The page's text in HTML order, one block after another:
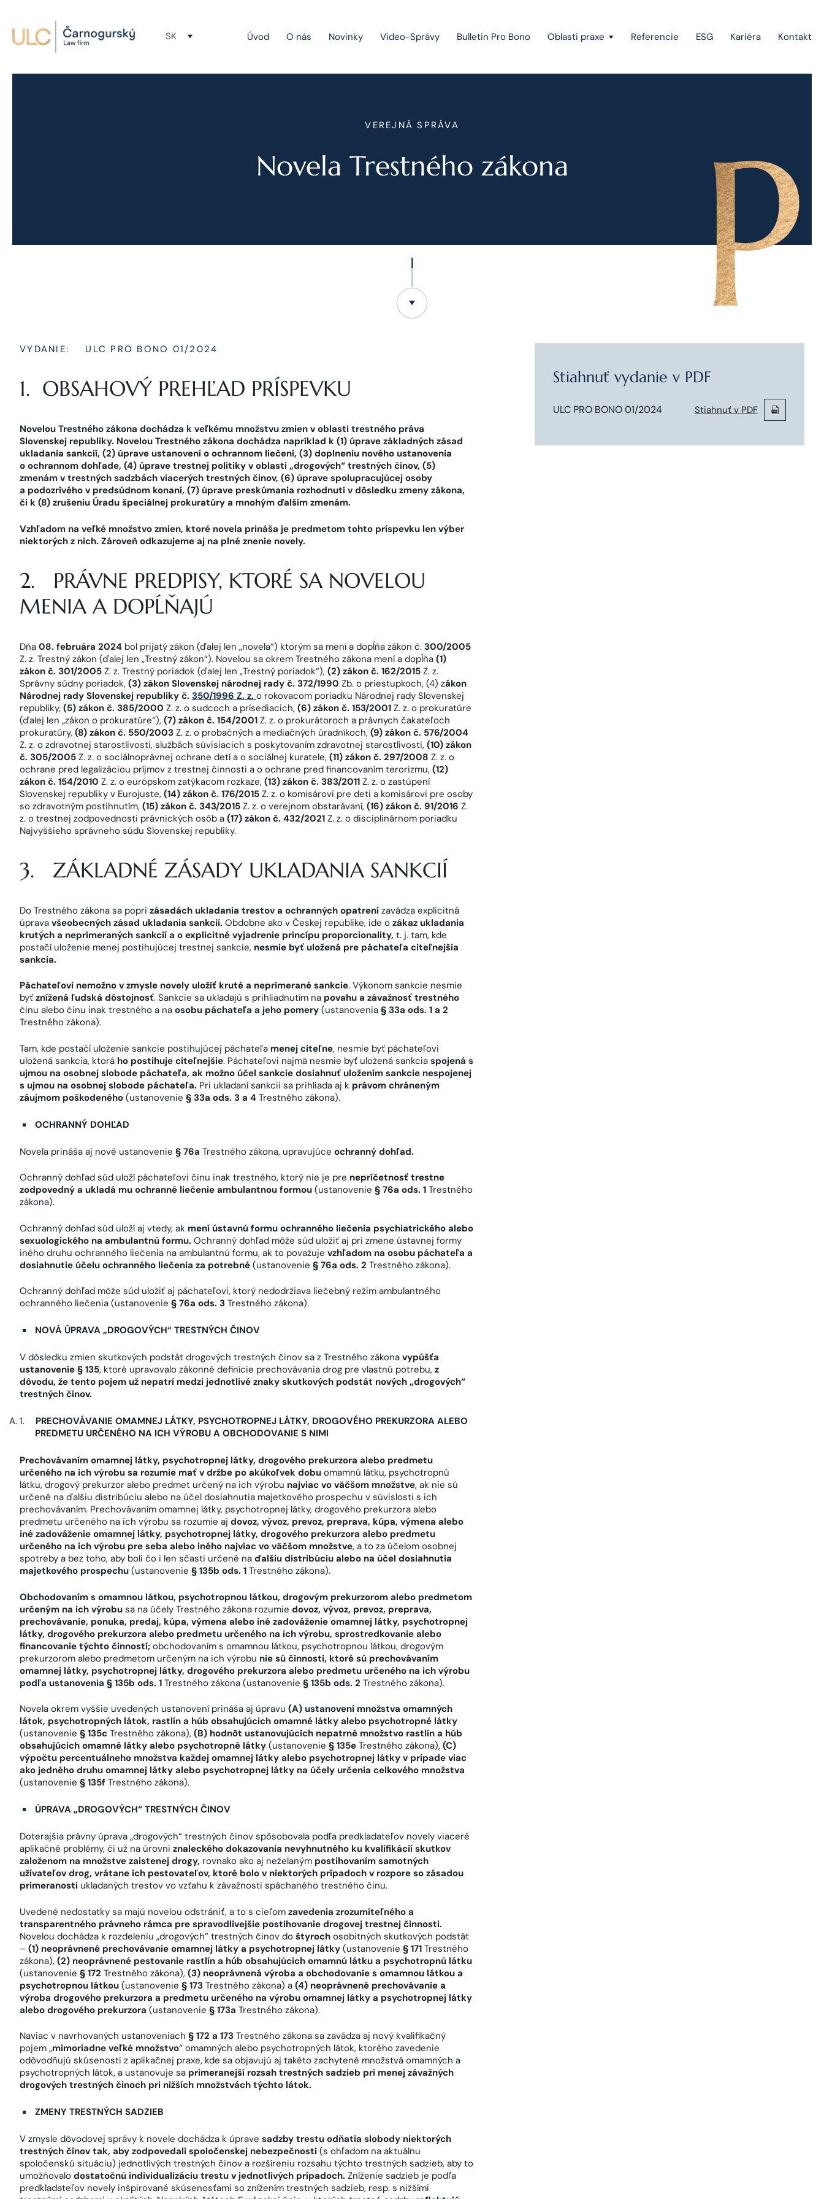
SK Úvod O nás Novinky Video-Správy Bulletin Pro Bono Oblasti praxe
Fúzie a akvizície
Právo obchodných spoločností
Európske právo
Referencie ESG Kariéra Kontakt
VEREJNÁ SPRÁVA
Novela Trestného zákona
VYDANIE: ULC PRO BONO 01/2024
1. OBSAHOVÝ PREHĽAD PRÍSPEVKU
Novelou Trestného zákona dochádza k veľkému množstvu zmien v oblasti trestného práva
Slovenskej republiky. Novelou Trestného zákona dochádza napríklad k (1) úprave základných zásad
ukladania sankcií, (2) úprave ustanovení o ochrannom liečení, (3) doplneniu nového ustanovenia
o ochrannom dohľade, (4) úprave trestnej politiky v oblasti „drogových“ trestných činov, (5)
zmenám v trestných sadzbách viacerých trestných činov, (6) úprave spolupracujúcej osoby
a podozrivého v predsúdnom konaní, (7) úprave preskúmania rozhodnutí v dôsledku zmeny zákona,
či k (8) zrušeniu Úradu špeciálnej prokuratúry a mnohým ďalším zmenám.
Vzhľadom na veľké množstvo zmien, ktoré novela prináša je predmetom tohto príspevku len výber
niektorých z nich. Zároveň odkazujeme aj na plné znenie novely.
2. PRÁVNE PREDPISY, KTORÉ SA NOVELOU
MENIA A DOPĹŇAJÚ
Dňa 08. februára 2024 bol prijatý zákon (ďalej len „novela“) ktorým sa mení a dopĺňa zákon č. 300/2005
Z. z. Trestný zákon (ďalej len „Trestný zákon“). Novelou sa okrem Trestného zákona mení a dopĺňa (1)
zákon č. 301/2005 Z. z. Trestný poriadok (ďalej len „Trestný poriadok“), (2) zákon č. 162/2015 Z. z.
Správny súdny poriadok, (3) zákon Slovenskej národnej rady č. 372/1990 Zb. o priestupkoch, (4) zákon
Národnej rady Slovenskej republiky č. 350/1996 Z. z. o rokovacom poriadku Národnej rady Slovenskej
republiky, (5) zákon č. 385/2000 Z. z. o sudcoch a prísediacich, (6) zákon č. 153/2001 Z. z. o prokuratúre
(ďalej len „zákon o prokuratúre“), (7) zákon č. 154/2001 Z. z. o prokurátoroch a právnych čakateľoch
prokuratúry, (8) zákon č. 550/2003 Z. z. o probačných a mediačných úradníkoch, (9) zákon č. 576/2004
Z. z. o zdravotnej starostlivosti, službách súvisiacich s poskytovaním zdravotnej starostlivosti, (10) zákon
č. 305/2005 Z. z. o sociálnoprávnej ochrane detí a o sociálnej kuratele, (11) zákon č. 297/2008 Z. z. o
ochrane pred legalizáciou príjmov z trestnej činnosti a o ochrane pred financovaním terorizmu, (12)
zákon č. 154/2010 Z. z. o európskom zatýkacom rozkaze, (13) zákon č. 383/2011 Z. z. o zastúpení
Slovenskej republiky v Eurojuste, (14) zákon č. 176/2015 Z. z. o komisárovi pre deti a komisárovi pre osoby
so zdravotným postihnutím, (15) zákon č. 343/2015 Z. z. o verejnom obstarávaní, (16) zákon č. 91/2016 Z.
z. o trestnej zodpovednosti právnických osôb a (17) zákon č. 432/2021 Z. z. o disciplinárnom poriadku
Najvyššieho správneho súdu Slovenskej republiky.
3. ZÁKLADNÉ ZÁSADY UKLADANIA SANKCIÍ
Do Trestného zákona sa popri zásadách ukladania trestov a ochranných opatrení zavádza explicitná
úprava všeobecných zásad ukladania sankcií. Obdobne ako v Českej republike, ide o zákaz ukladania
krutých a neprimeraných sankcií a o explicitné vyjadrenie princípu proporcionality, t. j. tam, kde
postačí uloženie menej postihujúcej trestnej sankcie, nesmie byť uložená pre páchateľa citeľnejšia
sankcia.
Páchateľovi nemožno v zmysle novely uložiť kruté a neprimerané sankcie. Výkonom sankcie nesmie
byť znížená ľudská dôstojnosť. Sankcie sa ukladajú s prihliadnutím na povahu a závažnosť trestného
činu alebo činu inak trestného a na osobu páchateľa a jeho pomery (ustanovenia § 33a ods. 1 a 2
Trestného zákona).
Tam, kde postačí uloženie sankcie postihujúcej páchateľa menej citeľne, nesmie byť páchateľovi
uložená sankcia, ktorá ho postihuje citeľnejšie. Páchateľovi najmä nesmie byť uložená sankcia spojená s
ujmou na osobnej slobode páchateľa, ak možno účel sankcie dosiahnuť uložením sankcie nespojenej
s ujmou na osobnej slobode páchateľa. Pri ukladaní sankcii sa prihliada aj k právom chráneným
záujmom poškodeného (ustanovenie § 33a ods. 3 a 4 Trestného zákona).
OCHRANNÝ DOHĽAD
Novela prináša aj nové ustanovenie § 76a Trestného zákona, upravujúce ochranný dohľad.
Ochranný dohľad súd uloží páchateľovi činu inak trestného, ktorý nie je pre nepríčetnosť trestne
zodpovedný a ukladá mu ochranné liečenie ambulantnou formou (ustanovenie § 76a ods. 1 Trestného
zákona).
Ochranný dohľad súd uloží aj vtedy, ak mení ústavnú formu ochranného liečenia psychiatrického alebo
sexuologického na ambulantnú formu. Ochranný dohľad môže súd uložiť aj pri zmene ústavnej formy
iného druhu ochranného liečenia na ambulantnú formu, ak to považuje vzhľadom na osobu páchateľa a
dosiahnutie účelu ochranného liečenia za potrebné (ustanovenie § 76a ods. 2 Trestného zákona).
Ochranný dohľad môže súd uložiť aj páchateľovi, ktorý nedodržiava liečebný režim ambulantného
ochranného liečenia (ustanovenie § 76a ods. 3 Trestného zákona).
NOVÁ ÚPRAVA „DROGOVÝCH“ TRESTNÝCH ČINOV
V dôsledku zmien skutkových podstát drogových trestných činov sa z Trestného zákona vypúšťa
ustanovenie § 135, ktoré upravovalo zákonné definície prechovávania drog pre vlastnú potrebu, z
dôvodu, že tento pojem už nepatrí medzi jednotlivé znaky skutkových podstát nových „drogových“
trestných činov.
PRECHOVÁVANIE OMAMNEJ LÁTKY, PSYCHOTROPNEJ LÁTKY, DROGOVÉHO PREKURZORA ALEBO
PREDMETU URČENÉHO NA ICH VÝROBU A OBCHODOVANIE S NIMI
Prechovávaním omamnej látky, psychotropnej látky, drogového prekurzora alebo predmetu
určeného na ich výrobu sa rozumie mať v držbe po akúkoľvek dobu omamnú látku, psychotropnú
látku, drogový prekurzor alebo predmet určený na ich výrobu najviac vo väčšom množstve, ak nie sú
určené na ďalšiu distribúciu alebo na účel dosiahnutia majetkového prospechu v súvislosti s ich
prechovávaním. Prechovávaním omamnej látky, psychotropnej látky, drogového prekurzora alebo
predmetu určeného na ich výrobu sa rozumie aj dovoz, vývoz, prevoz, preprava, kúpa, výmena alebo
iné zadováženie omamnej látky, psychotropnej látky, drogového prekurzora alebo predmetu
určeného na ich výrobu pre seba alebo iného najviac vo väčšom množstve, a to za účelom osobnej
spotreby a bez toho, aby boli čo i len sčasti určené na ďalšiu distribúciu alebo na účel dosiahnutia
majetkového prospechu (ustanovenie § 135b ods. 1 Trestného zákona).
Obchodovaním s omamnou látkou, psychotropnou látkou, drogovým prekurzorom alebo predmetom
určeným na ich výrobu sa na účely Trestného zákona rozumie dovoz, vývoz, prevoz, preprava,
prechovávanie, ponuka, predaj, kúpa, výmena alebo iné zadováženie omamnej látky, psychotropnej
látky, drogového prekurzora alebo predmetu určeného na ich výrobu, sprostredkovanie alebo
financovanie týchto činností; obchodovaním s omamnou látkou, psychotropnou látkou, drogovým
prekurzorom alebo predmetom určeným na ich výrobu nie sú činnosti, ktoré sú prechovávaním
omamnej látky, psychotropnej látky, drogového prekurzora alebo predmetu určeného na ich výrobu
podľa ustanovenia § 135b ods. 1 Trestného zákona (ustanovenie § 135b ods. 2 Trestného zákona).
Novela okrem vyššie uvedených ustanovení prináša aj úpravu (A) ustanovení množstva omamných
látok, psychotropných látok, rastlín a húb obsahujúcich omamné látky alebo psychotropné látky
(ustanovenie § 135c Trestného zákona), (B) hodnôt ustanovujúcich nepatrné množstvo rastlín a húb
obsahujúcich omamné látky alebo psychotropné látky (ustanovenie § 135e Trestného zákona), (C)
výpočtu percentuálneho množstva každej omamnej látky alebo psychotropnej látky v prípade viac
ako jedného druhu omamnej látky alebo psychotropnej látky na účely určenia celkového množstva
(ustanovenie § 135f Trestného zákona).
ÚPRAVA „DROGOVÝCH“ TRESTNÝCH ČINOV
Doterajšia právny úprava „drogových“ trestných činov spôsobovala podľa predkladateľov novely viaceré
aplikačné problémy, či už na úrovni znaleckého dokazovania nevyhnutného ku kvalifikácií skutkov
založenom na množstve zaistenej drogy, rovnako ako aj neželaným postihovaním samotných
užívateľov drog, vrátane ich pestovateľov, ktoré bolo v niektorých prípadoch v rozpore so zásadou
primeranosti ukladaných trestov vo vzťahu k závažnosti spáchaného trestného činu.
Uvedené nedostatky sa majú novelou odstrániť, a to s cieľom zavedenia zrozumiteľného a
transparentného právneho rámca pre spravodlivejšie postihovanie drogovej trestnej činnosti.
Novelou dochádza k rozdeleniu „drogových“ trestných činov do štyroch osobitných skutkových podstát
– (1) neoprávnené prechovávanie omamnej látky a psychotropnej látky (ustanovenie § 171 Trestného
zákona), (2) neoprávnené pestovanie rastlín a húb obsahujúcich omamnú látku a psychotropnú látku
(ustanovenie § 172 Trestného zákona), (3) neoprávnená výroba a obchodovanie s omamnou látkou a
psychotropnou látkou (ustanovenie § 173 Trestného zákona) a (4) neoprávnené prechovávanie a
výroba drogového prekurzora a predmetu určeného na výrobu omamnej látky a psychotropnej látky
alebo drogového prekurzora (ustanovenie § 173a Trestného zákona).
Naviac v navrhovaných ustanoveniach § 172 a 173 Trestného zákona sa zavádza aj nový kvalifikačný
pojem „mimoriadne veľké množstvo“ omamných alebo psychotropných látok, ktorého zavedenie
odôvodňujú skúsenosti z aplikačnej praxe, kde sa objavujú aj takéto zachytené množstvá omamných a
psychotropných látok, a ustanovuje sa primeranejší rozsah trestných sadzieb pri menej závažných
drogových trestných činoch pri nižších množstvách týchto látok.
ZMENY TRESTNÝCH SADZIEB
V zmysle dôvodovej správy k novele dochádza k úprave sadzby trestu odňatia slobody niektorých
trestných činov tak, aby zodpovedali spoločenskej nebezpečnosti (s ohľadom na aktuálnu
spoločenskú situáciu) jednotlivých trestných činov a rozšíreniu rozsahu týchto trestných sadzieb, aby to
umožňovalo dostatočnú individualizáciu trestu v jednotlivých prípadoch. Zníženie sadzieb je podľa
predkladateľov novely inšpirované skúsenosťami so znížením trestných sadzieb, resp. s nižšími
Stiahnuť vydanie v PDF
ULC PRO BONO 01/2024 Stiahnuť v PDF